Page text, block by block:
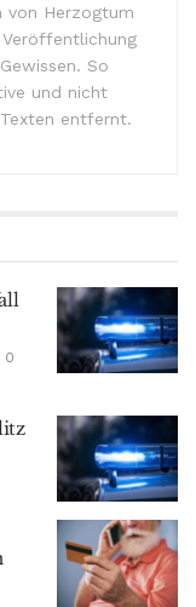
von Herzogtum
So
und nicht
entfernt.
0